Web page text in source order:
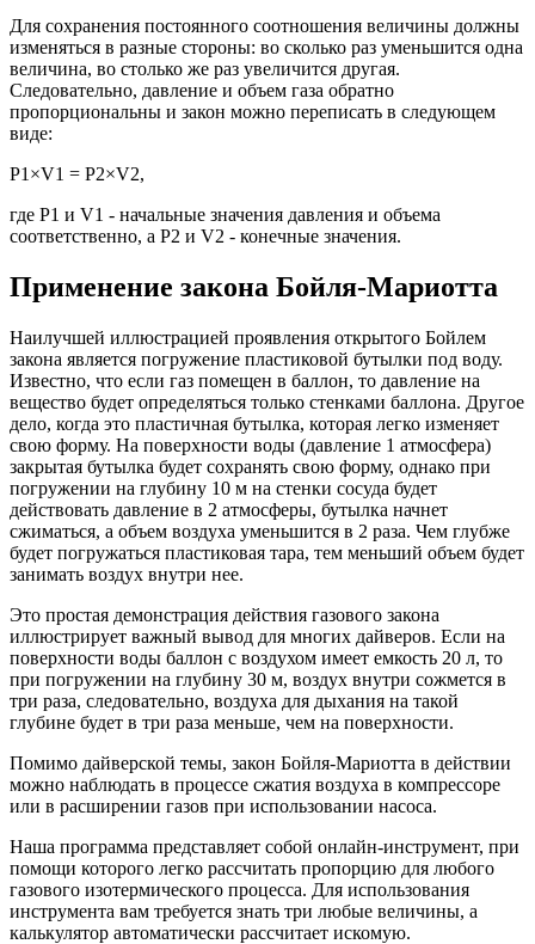
Для сохранения постоянного соотношения величины должны
изменяться в разные стороны: во сколько раз уменьшится одна
величина, во столько же раз увеличится другая.
Следовательно, давление и объем газа обратно
пропорциональны и закон можно переписать в следующем
виде:
P1×V1 = P2×V2,
где P1 и V1 - начальные значения давления и объема
соответственно, а P2 и V2 - конечные значения.
Применение закона Бойля-Мариотта
Наилучшей иллюстрацией проявления открытого Бойлем
закона является погружение пластиковой бутылки под воду.
Известно, что если газ помещен в баллон, то давление на
вещество будет определяться только стенками баллона. Другое
дело, когда это пластичная бутылка, которая легко изменяет
свою форму. На поверхности воды (давление 1 атмосфера)
закрытая бутылка будет сохранять свою форму, однако при
погружении на глубину 10 м на стенки сосуда будет
действовать давление в 2 атмосферы, бутылка начнет
сжиматься, а объем воздуха уменьшится в 2 раза. Чем глубже
будет погружаться пластиковая тара, тем меньший объем будет
занимать воздух внутри нее.
Это простая демонстрация действия газового закона
иллюстрирует важный вывод для многих дайверов. Если на
поверхности воды баллон с воздухом имеет емкость 20 л, то
при погружении на глубину 30 м, воздух внутри сожмется в
три раза, следовательно, воздуха для дыхания на такой
глубине будет в три раза меньше, чем на поверхности.
Помимо дайверской темы, закон Бойля-Мариотта в действии
можно наблюдать в процессе сжатия воздуха в компрессоре
или в расширении газов при использовании насоса.
Наша программа представляет собой онлайн-инструмент, при
помощи которого легко рассчитать пропорцию для любого
газового изотермического процесса. Для использования
инструмента вам требуется знать три любые величины, а
калькулятор автоматически рассчитает искомую.